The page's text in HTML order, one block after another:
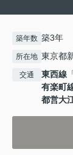
築年数 築3年
所在地 東京都
交通 東西線
有楽町
都営大